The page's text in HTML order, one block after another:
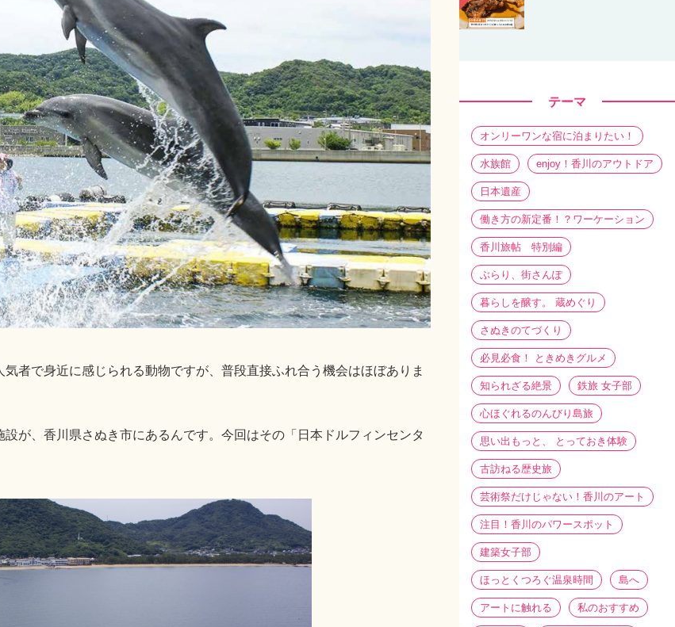
者で身近に感じられる動物ですが、普段直接ふれ合う機会はほぼありま
が、香川県さぬき市にあるんです。今回はその「日本ドルフィンセンタ
テーマ
オンリーワンな宿に泊まりたい！
水族館 enjoy！香川のアウトドア
日本遺産
働き方の新定番！？ワーケーション
香川旅帖 特別編
ぶらり、街さんぽ
暮らしを醸す。 蔵めぐり
さぬきのてづくり
必見必食！ ときめきグルメ
知られざる絶景 鉄旅 女子部
心ほぐれるのんびり島旅
思い出もっと、 とっておき体験
古訪ねる歴史旅
芸術祭だけじゃない！香川のアート
注目！香川のパワースポット
建築女子部
ほっとくつろぐ温泉時間 島へ
アートに触れる 私のおすすめ